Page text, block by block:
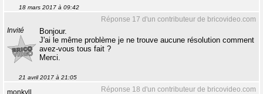
18 mars 2017 à 09:42
Réponse 17 d'un contributeur de bricovideo.com
Invité
Bonjour.
J'ai le même problème je ne trouve aucune résolution comment
avez-vous tous fait ?
Merci.
21 avril 2017 à 21:05
Réponse 18 d'un contributeur de bricovideo.com
monkyll